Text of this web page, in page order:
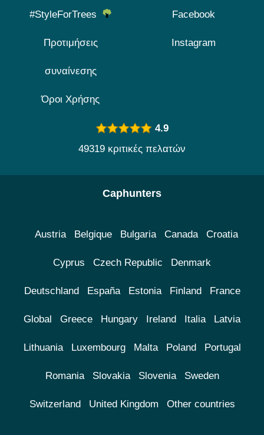
#StyleForTrees
Προτιμήσεις
συναίνεσης
Όροι Χρήσης
Facebook
Instagram
4.9
49319 κριτικές πελατών
Caphunters
Austria Belgique Bulgaria Canada Croatia
Cyprus Czech Republic Denmark
Deutschland España Estonia Finland France
Global Greece Hungary Ireland Italia Latvia
Lithuania Luxembourg Malta Poland Portugal
Romania Slovakia Slovenia Sweden
Switzerland United Kingdom Other countries